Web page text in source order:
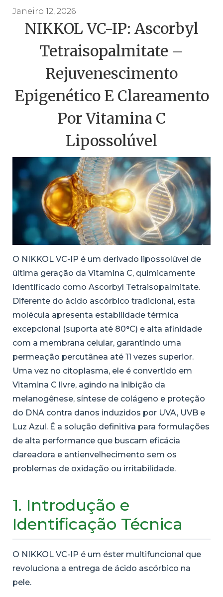
Janeiro 12, 2026
NIKKOL VC-IP: Ascorbyl
Tetraisopalmitate –
Rejuvenescimento
Epigenético E Clareamento
Por Vitamina C
Lipossolúvel
O NIKKOL VC-IP é um derivado lipossolúvel de
última geração da Vitamina C, quimicamente
identificado como Ascorbyl Tetraisopalmitate.
Diferente do ácido ascórbico tradicional, esta
molécula apresenta estabilidade térmica
excepcional (suporta até 80°C) e alta afinidade
com a membrana celular, garantindo uma
permeação percutânea até 11 vezes superior.
Uma vez no citoplasma, ele é convertido em
Vitamina C livre, agindo na inibição da
melanogênese, síntese de colágeno e proteção
do DNA contra danos induzidos por UVA, UVB e
Luz Azul. É a solução definitiva para formulações
de alta performance que buscam eficácia
clareadora e antienvelhecimento sem os
problemas de oxidação ou irritabilidade.
1. Introdução e
Identificação Técnica
O NIKKOL VC-IP é um éster multifuncional que
revoluciona a entrega de ácido ascórbico na
pele.